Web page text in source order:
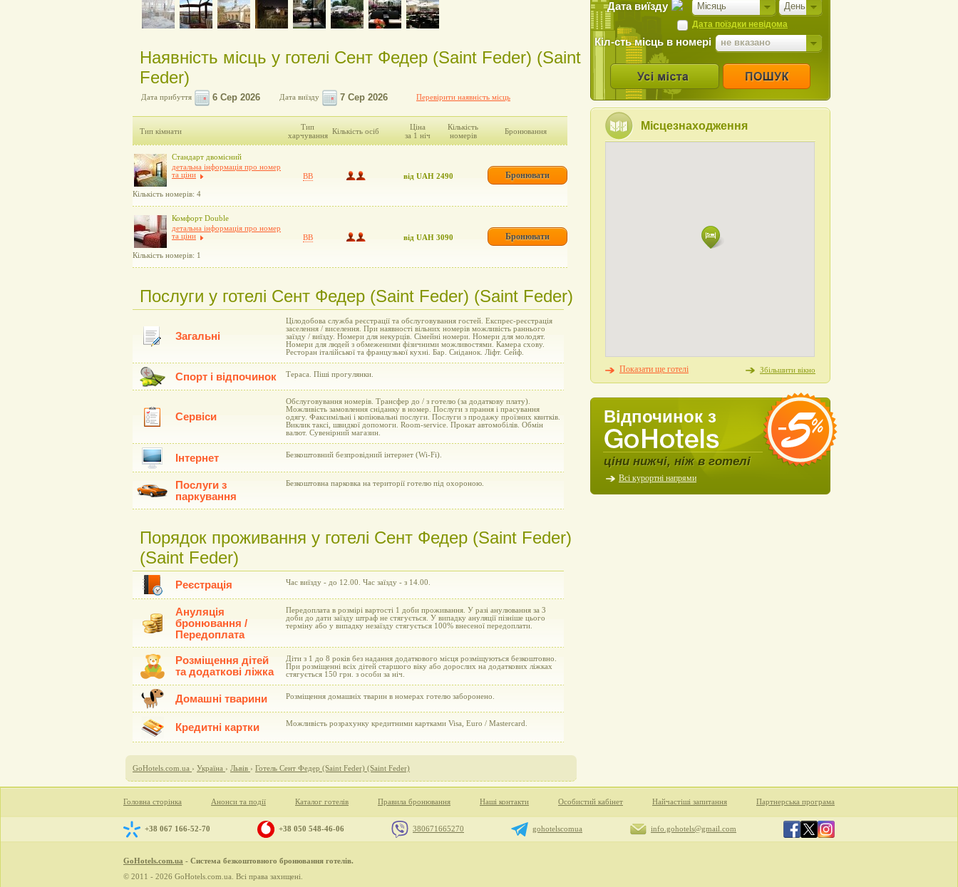
Наявність місць у готелі Сент Федер (Saint Feder) (Saint
Feder)
Дата прибуття Дата виїзду Перевірити наявність місць
Тип кімнати
Тип
харчування Кількість осіб
Ціна
за 1 ніч
Кількість
номерів
Бронювання
Стандарт двомісний
детальна інформація про номер
та ціни
Кількість номерів: 4
BB від UAH 2490 Бронювати
Комфорт Double
детальна інформація про номер
та ціни
Кількість номерів: 1
BB від UAH 3090 Бронювати
Послуги у готелі Сент Федер (Saint Feder) (Saint Feder)
Загальні
Цілодобова служба реєстрації та обслуговування гостей. Експрес-реєстрація
заселення / виселення. При наявності вільних номерів можливість раннього
заїзду / виїзду. Номери для некурців. Сімейні номери. Номери для молодят.
Номери для людей з обмеженими фізичними можливостями. Камера схову.
Ресторан італійської та французької кухні. Бар. Сніданок. Ліфт. Сейф.
Спорт і відпочинок Тераса. Піші прогулянки.
Сервіси
Обслуговування номерів. Трансфер до / з готелю (за додаткову плату).
Можливість замовлення сніданку в номер. Послуги з прання і прасування
одягу. Факсимільні і копіювальні послуги. Послуги з продажу проїзних квитків.
Виклик таксі, швидкої допомоги. Room-service. Прокат автомобілів. Обмін
валют. Сувенірний магазин.
Інтернет Безкоштовний безпровідний інтернет (Wi-Fi).
Послуги з
паркування
Безкоштовна парковка на території готелю під охороною.
Порядок проживання у готелі Сент Федер (Saint Feder)
(Saint Feder)
Реєстрація Час виїзду - до 12.00. Час заїзду - з 14.00.
Ануляція
бронювання /
Передоплата
Передоплата в розмірі вартості 1 доби проживання. У разі анулювання за 3
доби до дати заїзду штраф не стягується. У випадку ануляції пізніше цього
терміну або у випадку незаїзду стягується 100% внесеної передоплати.
Розміщення дітей
та додаткові ліжка
Діти з 1 до 8 років без надання додаткового місця розміщуються безкоштовно.
При розміщенні всіх дітей старшого віку або дорослих на додаткових ліжках
стягується 150 грн. з особи за ніч.
Домашні тварини Розміщення домашніх тварин в номерах готелю заборонено.
Кредитні картки Можливість розрахунку кредитними картками Visa, Euro / Mastercard.
GoHotels.com.ua › Україна › Львів › Готель Сент Федер (Saint Feder) (Saint Feder)
Місяць День
Дата виїзду
Дата поїздки невідома
Кіл-сть місць в номері не вказано
Місцезнаходження
Показати ще готелі Збільшити вікно
Відпочинок з
ціни нижчі, ніж в готелі
Всі курортні напрями
Головна сторінка Анонси та події Каталог готелів Правила бронювання Наші контакти Особистий кабінет Найчастіші запитання Партнерська програма
+38 067 166-52-70 +38 050 548-46-06 380671665270 gohotelscomua info.gohotels@gmail.com
GoHotels.com.ua - Система безкоштовного бронювання готелів.
© 2011 - 2026 GoHotels.com.ua. Всі права захищені.